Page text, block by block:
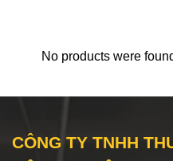
No products were
CÔNG TY TNHH